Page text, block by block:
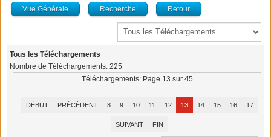
Vue Générale Recherche Retour
Tous les Téléchargements
Nombre de Téléchargements: 225
Téléchargements: Page 13 sur 45
DÉBUT PRÉCÉDENT 8 9 10 11 12 13 14 15 16 17
SUIVANT FIN